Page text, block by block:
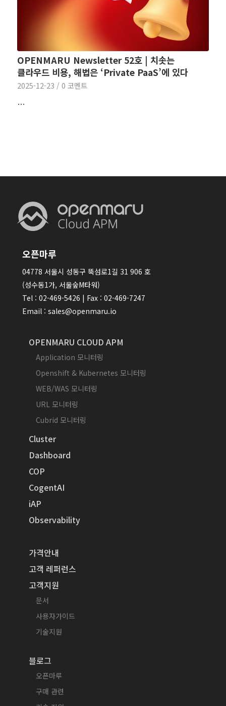
OPENMARU Newsletter 52호 | 치솟는
클라우드 비용, 해법은 ‘Private PaaS’에 있다
2025-12-23 / 0 코멘트
…
오픈마루
04778 서울시 성동구 뚝섬로1길 31 906 호
(성수동1가, 서울숲M타워)
Tel : 02-469-5426 | Fax : 02-469-7247
Email : sales@openmaru.io
OPENMARU CLOUD APM
Application 모니터링
Openshift & Kubernetes 모니터링
WEB/WAS 모니터링
URL 모니터링
Cubrid 모니터링
Cluster
Dashboard
COP
CogentAI
iAP
Observability
가격안내
고객 레퍼런스
고객지원
문서
사용자가이드
기술지원
블로그
오픈마루
구매 관련